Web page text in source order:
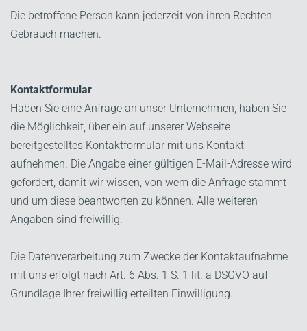
Die betroffene Person kann jederzeit von ihren Rechten
Gebrauch machen.
Kontaktformular
Haben Sie eine Anfrage an unser Unternehmen, haben Sie
die Möglichkeit, über ein auf unserer Webseite
bereitgestelltes Kontaktformular mit uns Kontakt
aufnehmen. Die Angabe einer gültigen E-Mail-Adresse wird
gefordert, damit wir wissen, von wem die Anfrage stammt
und um diese beantworten zu können. Alle weiteren
Angaben sind freiwillig.
Die Datenverarbeitung zum Zwecke der Kontaktaufnahme
mit uns erfolgt nach Art. 6 Abs. 1 S. 1 lit. a DSGVO auf
Grundlage Ihrer freiwillig erteilten Einwilligung.